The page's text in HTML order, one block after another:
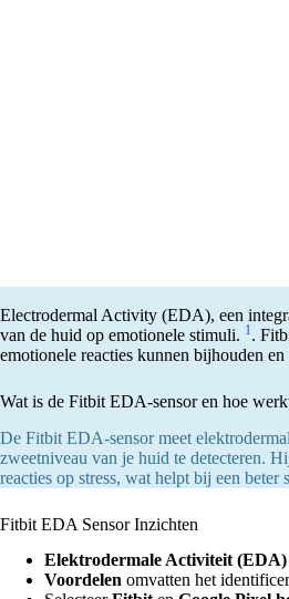
Electrodermal Activity (EDA), een
van de huid op emotionele stimuli. 1.
emotionele reacties kunnen bijhouden
Wat is de Fitbit EDA-sensor en hoe
De Fitbit EDA-sensor meet
zweetniveau van je huid te detecteren.
reacties op stress, wat helpt bij een beter
Fitbit EDA Sensor Inzichten
Elektrodermale Activiteit (EDA)
Voordelen omvatten het